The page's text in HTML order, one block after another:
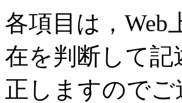
各項目は，
在を判断して
正しますので